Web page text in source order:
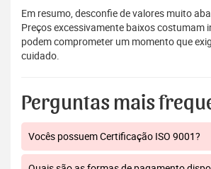
Em resumo, desconfie de valores muito
Preços excessivamente baixos costumam
podem comprometer um momento que
cuidado.
Perguntas mais
Vocês possuem Certificação ISO 9001?